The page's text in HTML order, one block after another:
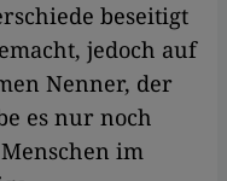
beseitigt
jedoch auf
Nenner, der
es nur noch
im